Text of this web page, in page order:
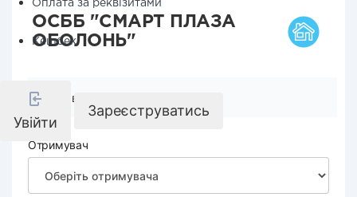
Оплата за реквізитами
Кешбек
Увійти
Зареєструватись
ОСББ "СМАРТ ПЛАЗА
ОБОЛОНЬ"
Реквізити компанії
Отримувач